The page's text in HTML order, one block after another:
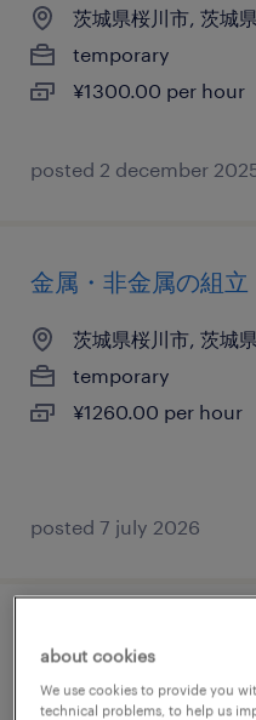
茨城県桜川市, 茨城県
temporary
¥1300.00 per hour
posted 2 december
金属・非金属の組立
茨城県桜川市, 茨城県
temporary
¥1260.00 per hour
posted 7 july 2026
茨城県桜川市, 茨城県
about cookies
We use cookies to provide you
technical problems, to help us